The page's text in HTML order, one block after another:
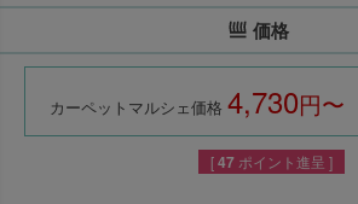
価格
カーペットマルシェ価格 4,730
[ 47 ポイント進呈 ]